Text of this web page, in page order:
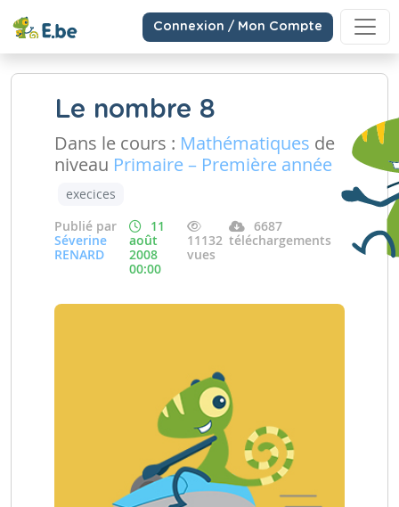
Connexion / Mon Compte
Le nombre 8
Dans le cours : Mathématiques de
niveau Primaire – Première année
execices
Publié par
Séverine
RENARD
11
août
2008
00:00
11132
vues
6687
téléchargements